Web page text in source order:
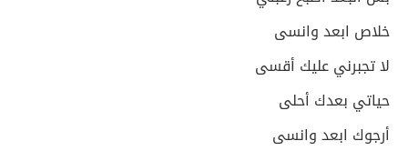
خلاص ابعد وانسى
لا تجبرني عليك أقسى
حياتي بعدك أحلى
أرجوك ابعد وانسى